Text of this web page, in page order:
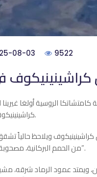
08-03 9522
الروسية أولغا
كراشينينيكوف لأول مرة منذ 600 عام.
كراشينينيكوف ويلاحظ حالياً
من الحمم البركانية، مصحوبة بنشاط قوي للبخار والغاز”.
ويمتد عمود الرماد شرقه،